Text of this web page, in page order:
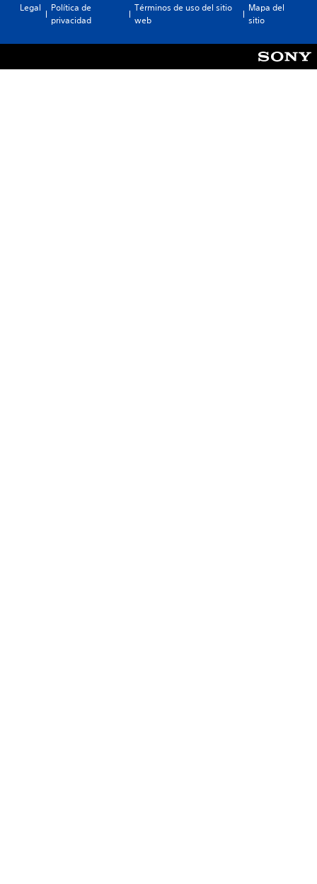
Legal
Política de
privacidad
Términos de uso del sitio
web
Mapa del
sitio